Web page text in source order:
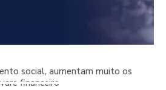
social, aumentam muito os
financeiro